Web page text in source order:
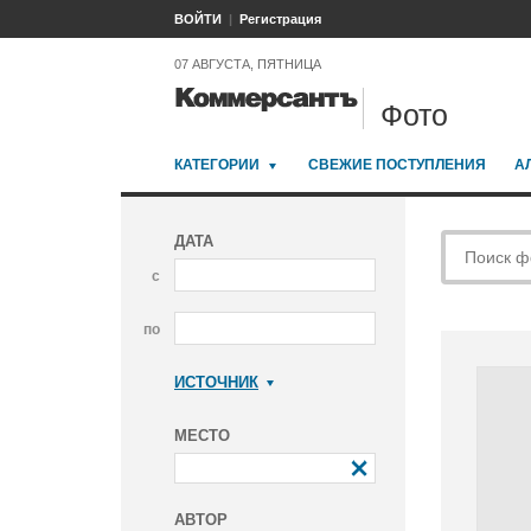
ВОЙТИ Регистрация
07 АВГУСТА, ПЯТНИЦА
Фото
КАТЕГОРИИ СВЕЖИЕ ПОСТУПЛЕНИЯ
ДАТА
с
по
ИСТОЧНИК
МЕСТО
АВТОР